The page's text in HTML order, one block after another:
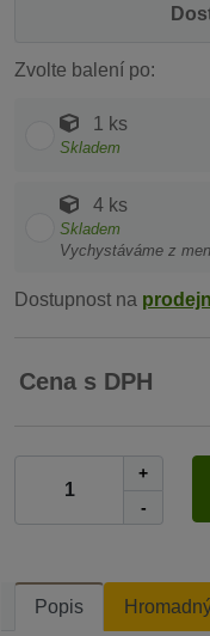
Zvolte balení po:
1 ks
Skladem
4 ks
Skladem
Vychystáváme z
Dostupnost na
Cena s DPH
+
-
Popis